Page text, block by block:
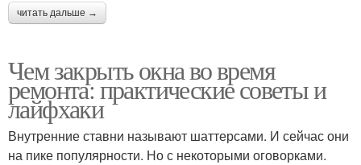
читать дальше →
Чем закрыть окна во время
ремонта: практические советы и
лайфхаки
Внутренние ставни называют шаттерсами. И сейчас они
на пике популярности. Но с некоторыми оговорками.